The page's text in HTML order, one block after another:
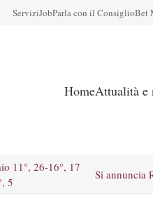
ServiziJobParla con il ConsiglioBet
HomeAttualità e
11°, 26-16°, 17
5
Si annuncia